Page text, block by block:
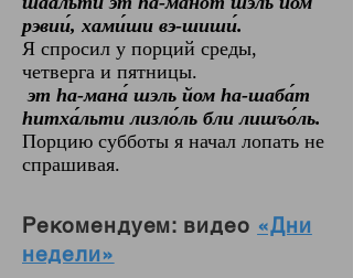
рэвии́, хами́ши вэ-шиши́.
Я спросил у порций среды,
четверга и пятницы.
эт hа-мана́ шэль йом hа-шаба́т
hитха́льти лизло́ль бли лишъо́ль.
Порцию субботы я начал лопать не
спрашивая.
Рекомендуем: видео «Дни
недели»